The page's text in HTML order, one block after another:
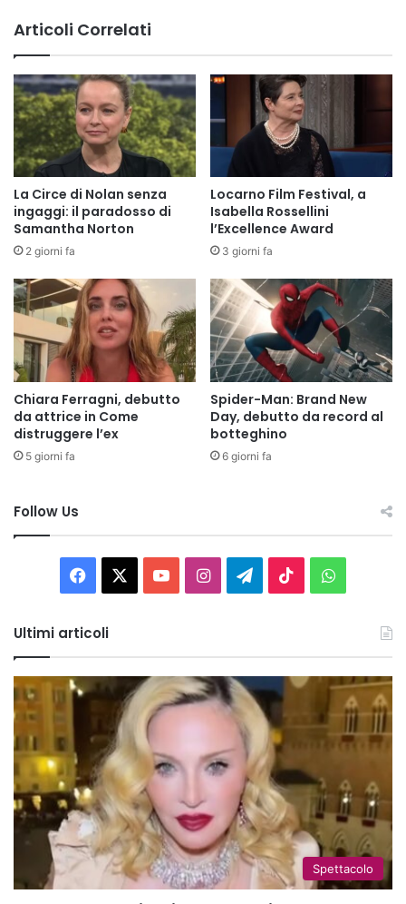
Articoli Correlati
La Circe di Nolan senza
ingaggi: il paradosso di
Samantha Norton
2 giorni fa
Locarno Film Festival, a
Isabella Rossellini
l’Excellence Award
3 giorni fa
Chiara Ferragni, debutto
da attrice in Come
distruggere l’ex
5 giorni fa
Spider-Man: Brand New
Day, debutto da record al
botteghino
6 giorni fa
Follow Us
Facebook You InstagramTelegram
TikTok
Ultimi articoli
Spettacolo